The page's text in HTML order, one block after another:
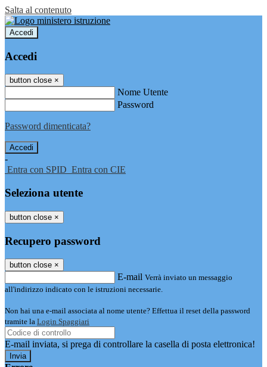
Salta al contenuto
Accedi
Accedi
button close ×
Nome Utente
Password
Password dimenticata?
-
Entra con SPID Entra con CIE
Seleziona utente
button close ×
Recupero password
button close ×
E-mail Verrà inviato un messaggio
all'indirizzo indicato con le istruzioni necessarie.
Non hai una e-mail associata al nome utente? Effettua il reset della password
tramite la Login Spaggiari
E-mail inviata, si prega di controllare la casella di posta elettronica!